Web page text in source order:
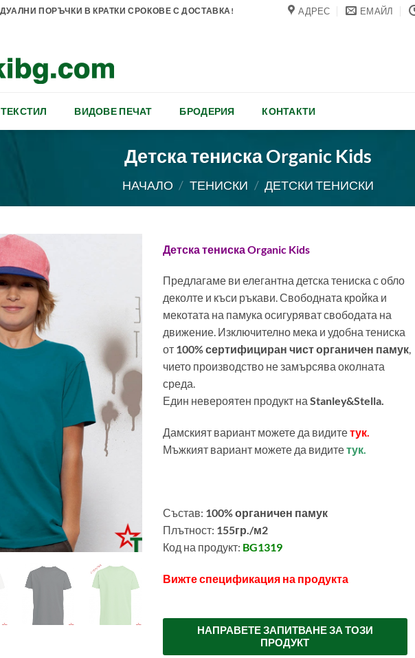
ПОРЪЧКИ В КРАТКИ СРОКОВЕ С ДОСТАВКА! АДРЕС ЕМАЙЛ
ВИДОВЕ ПЕЧАТ БРОДЕРИЯ КОНТАКТИ
Детска тениска Organic Kids
НАЧАЛО / ТЕНИСКИ / ДЕТСКИ ТЕНИСКИ
Детска тениска Organic Kids
Предлагаме ви елегантна детска тениска с обло
деколте и къси ръкави. Свободната кройка и
мекотата на памука осигуряват свободата на
движение. Изключително мека и удобна тениска
от 100% сертифициран чист органичен памук,
чието производство не замърсява околната
среда.
Един невероятен продукт на Stanley&Stella.
Дамският вариант можете да видитетук.
Мъжкият вариант можете да видитетук.
Състав: 100% органичен памук
Плътност: 155гр./м2
Код на продукт: BG1319
Вижте спецификация на продукта
НАПРАВЕТЕ ЗАПИТВАНЕ ЗА ТОЗИ
ПРОДУКТ